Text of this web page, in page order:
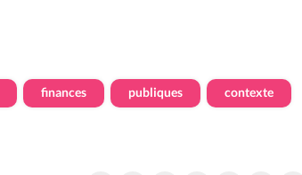
finances publiques contexte